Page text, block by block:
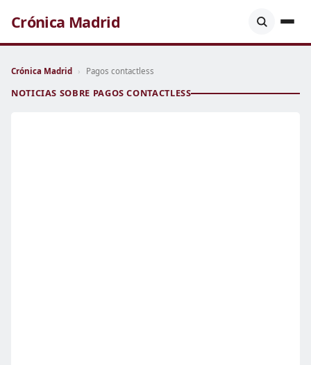
Crónica Madrid
Crónica Madrid › Pagos contactless
NOTICIAS SOBRE PAGOS CONTACTLESS